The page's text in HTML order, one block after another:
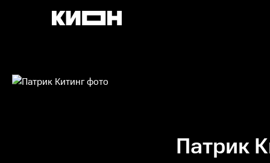
Патрик